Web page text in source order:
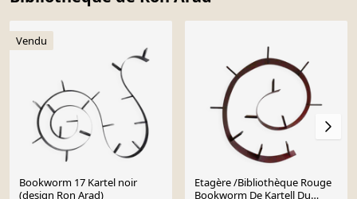
Vendu
Bookworm 17 Kartel noir
(design Ron Arad)
Etagère /Bibliothèque Rouge
Bookworm De Kartell Du